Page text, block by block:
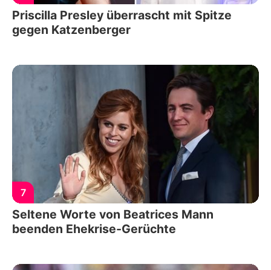
Priscilla Presley überrascht mit Spitze
gegen Katzenberger
7
Seltene Worte von Beatrices Mann
beenden Ehekrise-Gerüchte